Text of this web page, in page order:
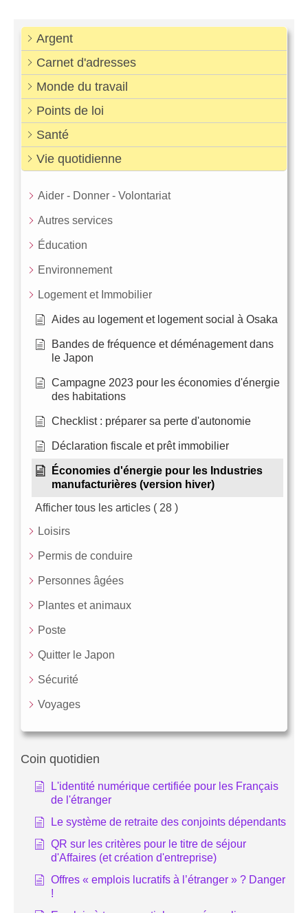
Argent
Carnet d'adresses
Monde du travail
Points de loi
Santé
Vie quotidienne
Aider - Donner - Volontariat
Autres services
Éducation
Environnement
Logement et Immobilier
Aides au logement et logement social à Osaka
Bandes de fréquence et déménagement dans
le Japon
Campagne 2023 pour les économies d'énergie
des habitations
Checklist : préparer sa perte d'autonomie
Déclaration fiscale et prêt immobilier
Économies d'énergie pour les Industries
manufacturières (version hiver)
Afficher tous les articles ( 28 )
Loisirs
Permis de conduire
Personnes âgées
Plantes et animaux
Poste
Quitter le Japon
Sécurité
Voyages
Coin quotidien
L'identité numérique certifiée pour les Français
de l'étranger
Le système de retraite des conjoints dépendants
QR sur les critères pour le titre de séjour
d'Affaires (et création d'entreprise)
Offres « emplois lucratifs à l’étranger » ? Danger
!